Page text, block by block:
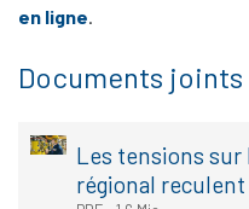
en ligne.
Documents joints
Les tensions sur
régional reculent